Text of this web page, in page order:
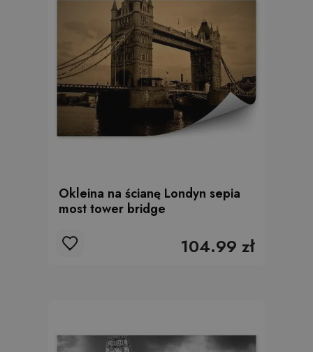
Okleina na ścianę Londyn sepia
most tower bridge
104.99 zł